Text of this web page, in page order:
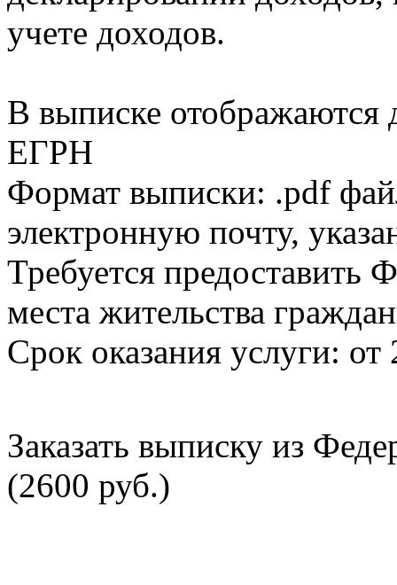
учете доходов.
В выписке
ЕГРН
Формат выписки: .pdf
электронную почту,
Требуется
места жительства
Срок оказания услуги: от
Заказать выписку из
(2600 руб.)